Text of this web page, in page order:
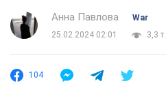
Анна Павлова
War
25.02.2024 02:01
3,3 т.
104